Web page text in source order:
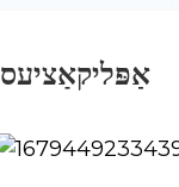
אַפּליקאַציעס